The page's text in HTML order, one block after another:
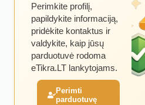
Perimkite profilį,
papildykite informaciją,
pridėkite kontaktus ir
valdykite, kaip jūsų
parduotuvė rodoma
eTikra.LT lankytojams.
Perimti
parduotuvę